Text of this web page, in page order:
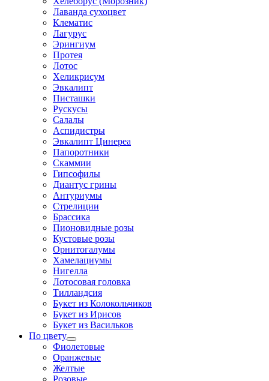
Лаванда сухоцвет
Клематис
Лагурус
Эрингиум
Протея
Лотос
Хеликрисум
Эвкалипт
Писташки
Рускусы
Салалы
Аспидистры
Эвкалипт Цинереа
Папоротники
Скаммии
Гипсофилы
Диантус грины
Антуриумы
Стрелиции
Брассика
Пионовидные розы
Кустовые розы
Орнитогалумы
Хамелациумы
Нигелла
Лотосовая головка
Тилландсия
Букет из Колокольчиков
Букет из Ирисов
Букет из Васильков
По цвету
Фиолетовые
Оранжевые
Желтые
Розовые